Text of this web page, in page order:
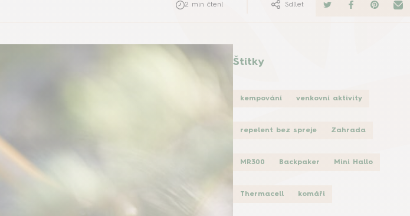
2 min čtení Sdílet
Štítky
kempování venkovní aktivity
repelent bez spreje Zahrada
MR300 Backpaker Mini Hallo
Thermacell komáři